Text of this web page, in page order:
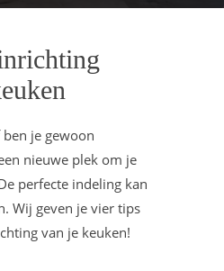
je gewoon
nieuwe plek om je
perfecte indeling kan
Wij geven je vier tips
van je keuken!